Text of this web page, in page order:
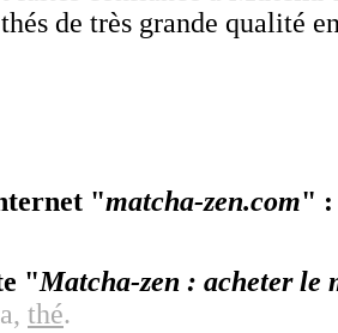
de très grande qualité
"matcha-zen.com"
"Matcha-zen : acheter le
thé.